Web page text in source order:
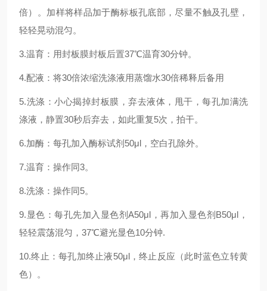
倍）。加样将样品加于酶标板孔底部，尽量不触及孔壁，
轻轻晃动混匀。
3.温育：用封板膜封板后置37℃温育30分钟。
4.配液：将30倍浓缩洗涤液用蒸馏水30倍稀释后备用
5.洗涤：小心揭掉封板膜，弃去液体，甩干，每孔加满洗
涤液，静置30秒后弃去，如此重复5次，拍干。
6.加酶：每孔加入酶标试剂50μl，空白孔除外。
7.温育：操作同3。
8.洗涤：操作同5。
9.显色：每孔先加入显色剂A50μl，再加入显色剂B50μl，
轻轻震荡混匀，37℃避光显色10分钟.
10.终止：每孔加终止液50μl，终止反应（此时蓝色立转黄
色）。